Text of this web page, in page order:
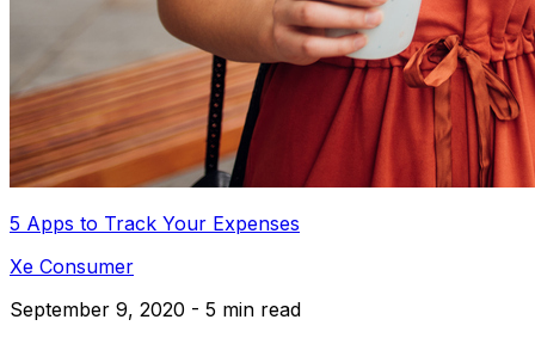
5 Apps to Track Your Expenses
Xe Consumer
September 9, 2020 - 5 min read